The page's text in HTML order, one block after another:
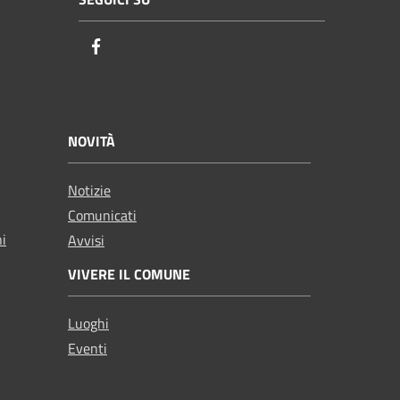
NOVITÀ
Notizie
Comunicati
Avvisi
VIVERE IL COMUNE
Luoghi
Eventi